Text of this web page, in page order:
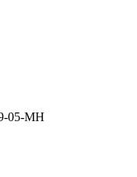
05-MH